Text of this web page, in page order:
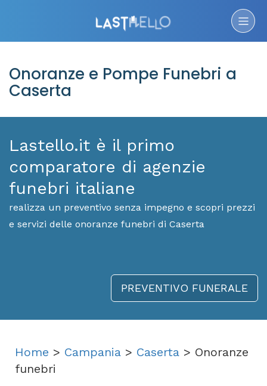
Onoranze e Pompe Funebri a
Caserta
Lastello.it è il primo
comparatore di agenzie
funebri italiane
realizza un preventivo senza impegno e scopri prezzi
e servizi delle onoranze funebri di Caserta
PREVENTIVO FUNERALE
Home > Campania > Caserta > Onoranze
funebri